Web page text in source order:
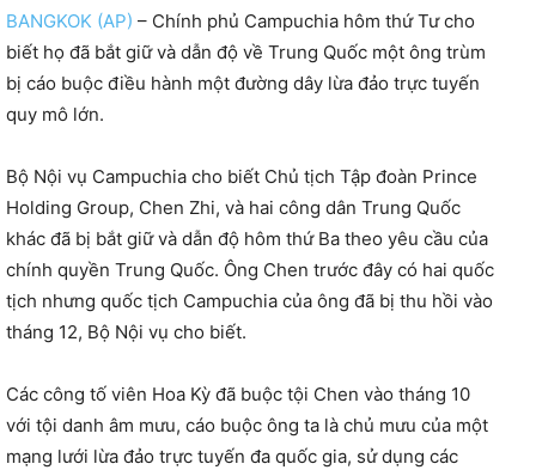
BANGKOK (AP) – Chính phủ Campuchia hôm thứ Tư cho
biết họ đã bắt giữ và dẫn độ về Trung Quốc một ông trùm
bị cáo buộc điều hành một đường dây lừa đảo trực tuyến
quy mô lớn.
Bộ Nội vụ Campuchia cho biết Chủ tịch Tập đoàn Prince
Holding Group, Chen Zhi, và hai công dân Trung Quốc
khác đã bị bắt giữ và dẫn độ hôm thứ Ba theo yêu cầu của
chính quyền Trung Quốc. Ông Chen trước đây có hai quốc
tịch nhưng quốc tịch Campuchia của ông đã bị thu hồi vào
tháng 12, Bộ Nội vụ cho biết.
Các công tố viên Hoa Kỳ đã buộc tội Chen vào tháng 10
với tội danh âm mưu, cáo buộc ông ta là chủ mưu của một
mạng lưới lừa đảo trực tuyến đa quốc gia, sử dụng các